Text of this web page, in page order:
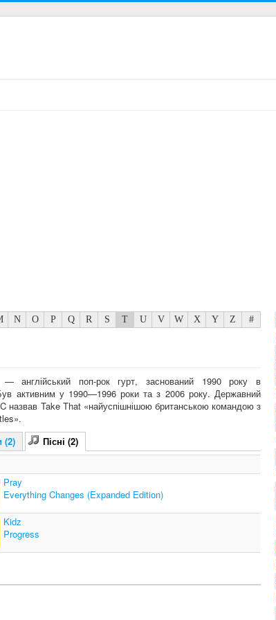
N O P Q R S T U V W X Y Z #
англійський поп-рок гурт, заснований 1990 року в
активним у 1990—1996 роки та з 2006 року. Державний
назвав Take That «найуспішнішою британською командою з
(2)
Пісні (2)
Pray
Everything Changes (Expanded Edition)
Kidz
Progress